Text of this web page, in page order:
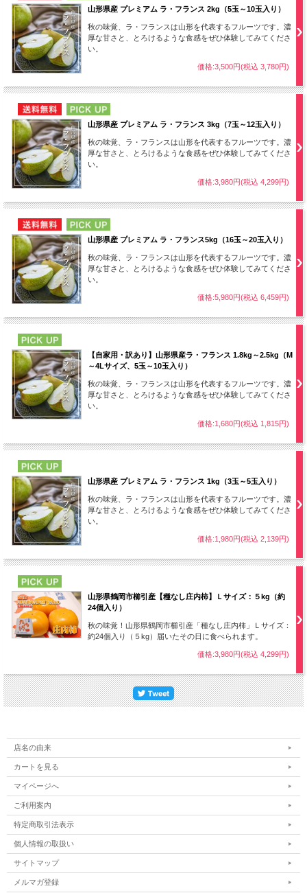
山形県産 プレミアム ラ・フランス 2kg（5玉～10玉入り）
秋の味覚、ラ・フランスは山形を代表するフルーツです。濃
厚な甘さと、とろけるような食感をぜひ体験してみてくださ
い。
価格:3,500円(税込 3,780円)
NEW
山形県産 プレミアム ラ・フランス 3kg（7玉～12玉入り）
秋の味覚、ラ・フランスは山形を代表するフルーツです。濃
厚な甘さと、とろけるような食感をぜひ体験してみてくださ
い。
価格:3,980円(税込 4,299円)
NEW
山形県産 プレミアム ラ・フランス5kg（16玉～20玉入り）
秋の味覚、ラ・フランスは山形を代表するフルーツです。濃
厚な甘さと、とろけるような食感をぜひ体験してみてくださ
い。
価格:5,980円(税込 6,459円)
【自家用・訳あり】山形県産ラ・フランス 1.8kg～2.5kg（M
～4Lサイズ、5玉～10玉入り）
秋の味覚、ラ・フランスは山形を代表するフルーツです。濃
厚な甘さと、とろけるような食感をぜひ体験してみてくださ
い。
価格:1,680円(税込 1,815円)
山形県産 プレミアム ラ・フランス 1kg（3玉～5玉入り）
秋の味覚、ラ・フランスは山形を代表するフルーツです。濃
厚な甘さと、とろけるような食感をぜひ体験してみてくださ
い。
価格:1,980円(税込 2,139円)
山形県鶴岡市櫛引産【種なし庄内柿】Ｌサイズ：５kg（約
24個入り）
秋の味覚！山形県鶴岡市櫛引産「種なし庄内柿」Ｌサイズ：
約24個入り（５kg）届いたその日に食べられます。
価格:3,980円(税込 4,299円)
店名の由来
カートを見る
マイページへ
ご利用案内
特定商取引法表示
個人情報の取扱い
サイトマップ
メルマガ登録